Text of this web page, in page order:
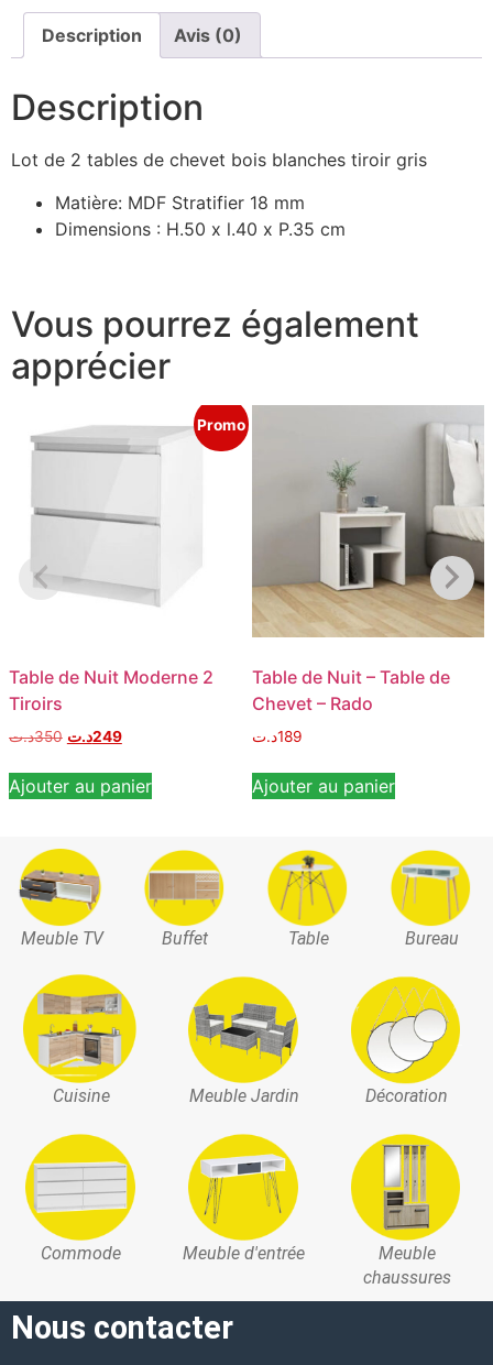
Description Avis (0)
Description
Lot de 2 tables de chevet bois blanches tiroir gris
Matière: MDF Stratifier 18 mm
Dimensions : H.50 x l.40 x P.35 cm
Vous pourrez également
apprécier
Promo
Table de Nuit Moderne 2
Tiroirs
350د.ت 249د.ت
Ajouter au panier
Table de Nuit – Table de
Chevet – Rado
189د.ت
Ajouter au panier
Meuble TV Buffet Table Bureau
Cuisine Meuble Jardin Décoration
Commode Meuble d'entrée
Meuble
chaussures
Nous contacter